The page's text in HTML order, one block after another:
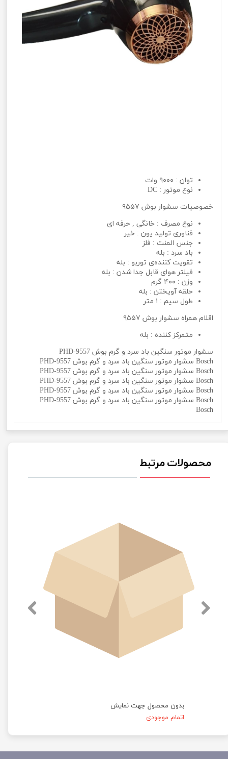
توان : ۹۰۰۰ وات
نوع موتور : DC
خصوصیات سشوار بوش ۹۵۵۷
نوع مصرف : خانگی , حرفه ای
فناوری تولید یون : خیر
جنس المنت : فلز
باد سرد : بله
تقویت کننده‌ی توربو : بله
فیلتر هوای قابل جدا شدن : بله
وزن : ۴۰۰ گرم
حلقه آویختن : بله
طول سیم : ۱ متر
اقلام همراه سشوار بوش ۹۵۵۷
متمرکز کننده : بله
سشوار موتور سنگین باد سرد و گرم بوش PHD-9557
Bosch سشوار موتور سنگین باد سرد و گرم بوش PHD-9557
Bosch سشوار موتور سنگین باد سرد و گرم بوش PHD-9557
Bosch سشوار موتور سنگین باد سرد و گرم بوش PHD-9557
Bosch سشوار موتور سنگین باد سرد و گرم بوش PHD-9557
Bosch سشوار موتور سنگین باد سرد و گرم بوش PHD-9557
Bosch
محصولات مرتبط
بدون محصول جهت نمایش
اتمام موجودی